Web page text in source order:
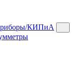
КИПиА